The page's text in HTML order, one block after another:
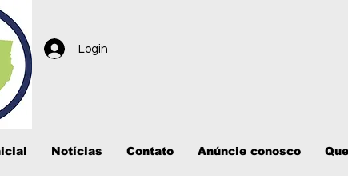
Login
Notícias Contato Anúncie conosco